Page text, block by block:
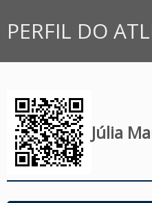
PERFIL DO
Júlia